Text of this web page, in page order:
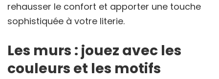
rehausser le confort et apporter une touche
sophistiquée à votre literie.
Les murs : jouez avec les
couleurs et les motifs